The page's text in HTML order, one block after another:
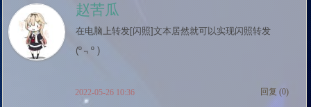
赵苦瓜
在电脑上转发[闪照]文本居然就可以实现闪照转发
(º﹃º )
回复 (0)
2022-05-26 10:36